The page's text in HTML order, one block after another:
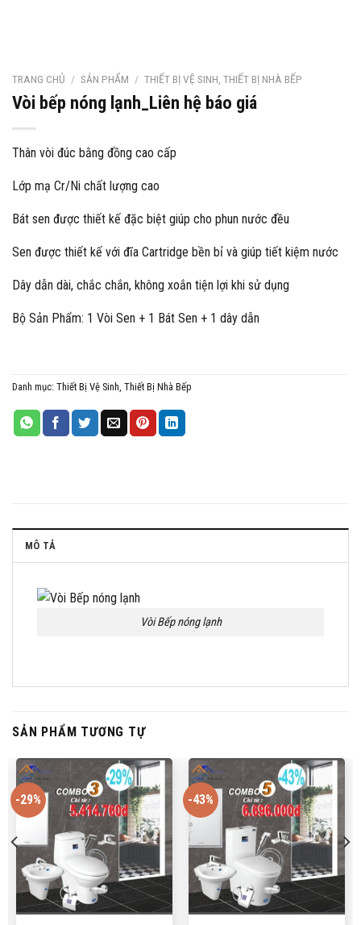
TRANG CHỦ / SẢN PHẨM / THIẾT BỊ VỆ SINH, THIẾT BỊ NHÀ BẾP
Vòi bếp nóng lạnh_Liên hệ báo giá
Thân vòi đúc bằng đồng cao cấp
Lớp mạ Cr/Ni chất lượng cao
Bát sen được thiết kế đặc biệt giúp cho phun nước đều
Sen được thiết kế với đĩa Cartridge bền bỉ và giúp tiết kiệm nước
Dây dẫn dài, chắc chắn, không xoắn tiện lợi khi sử dụng
Bộ Sản Phẩm: 1 Vòi Sen + 1 Bát Sen + 1 dây dẫn
Danh mục: Thiết Bị Vệ Sinh, Thiết Bị Nhà Bếp
MÔ TẢ
Vòi Bếp nóng lạnh
SẢN PHẨM TƯƠNG TỰ
-29% -43%